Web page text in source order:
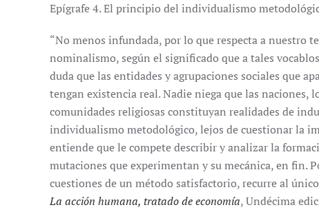
Epígrafe 4. El principio del individualismo
“No menos infundada, por lo que respecta a nuestro
nominalismo, según el significado que a tales
duda que las entidades y agrupaciones sociales que
tengan existencia real. Nadie niega que las naciones,
comunidades religiosas constituyan realidades de
individualismo metodológico, lejos de cuestionar la
entiende que le compete describir y analizar la
mutaciones que experimentan y su mecánica, en fin.
cuestiones de un método satisfactorio, recurre al
La acción humana, tratado de economía, Undécima